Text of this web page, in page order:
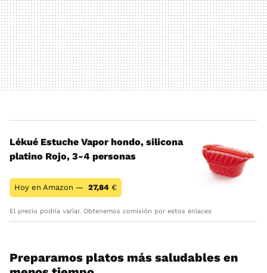
Lékué Estuche Vapor hondo, silicona
platino Rojo, 3-4 personas
Hoy en Amazon — 27,84 €
El precio podría variar. Obtenemos comisión por estos enlaces
Preparamos platos más saludables en